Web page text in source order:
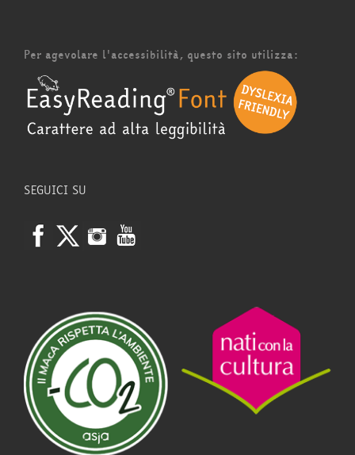
Per agevolare l'accessibilità, questo sito utilizza:
SEGUICI SU